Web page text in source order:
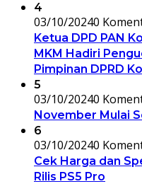
4
03/10/20240
Ketua DPD PAN
MKM Hadiri
Pimpinan DPRD
5
03/10/20240
November Mulai
6
03/10/20240
Cek Harga dan
Rilis PS5 Pro